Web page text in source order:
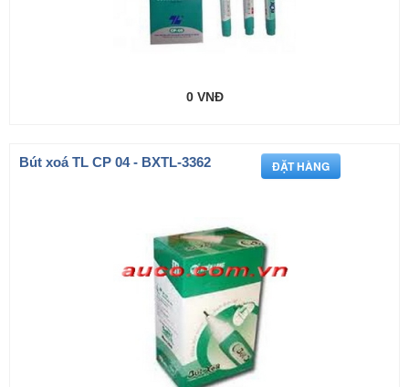
0 VNĐ
Bút xoá TL CP 04 - BXTL-3362